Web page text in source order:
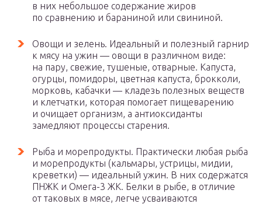
в них небольшое содержание жиров
по сравнению и бараниной или свининой.
Овощи и зелень. Идеальный и полезный гарнир
к мясу на ужин — овощи в различном виде:
на пару, свежие, тушеные, отварные. Капуста,
огурцы, помидоры, цветная капуста, брокколи,
морковь, кабачки — кладезь полезных веществ
и клетчатки, которая помогает пищеварению
и очищает организм, а антиоксиданты
замедляют процессы старения.
Рыба и морепродукты. Практически любая рыба
и морепродукты (кальмары, устрицы, мидии,
креветки) — идеальный ужин. В них содержатся
ПНЖК и Омега-3 ЖК. Белки в рыбе, в отличие
от таковых в мясе, легче усваиваются